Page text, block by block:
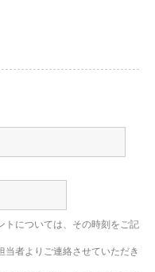
については、その時刻をご記
者よりご連絡させていただき